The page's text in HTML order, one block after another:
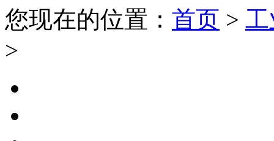
您现在的位置： 首页 >
>